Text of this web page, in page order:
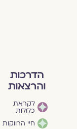
הדרכות
והרצאות
לקראת
כלולות
חיי הרווקות